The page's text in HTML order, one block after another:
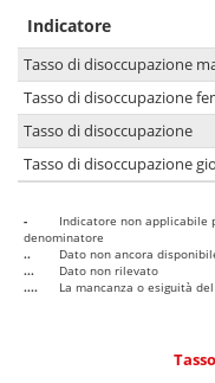
Indicatore
Tasso di disoccupazione
Tasso di disoccupazione
Tasso di disoccupazione
Tasso di disoccupazione
-
Indicatore non applicabile
denominatore
..
Dato non ancora
...
Dato non rilevato
....
La mancanza o esiguità